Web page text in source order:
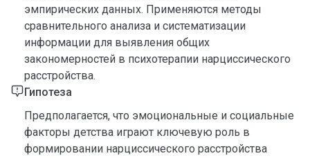
эмпирических данных. Применяются методы
сравнительного анализа и систематизации
информации для выявления общих
закономерностей в психотерапии нарциссического
расстройства.
Гипотеза
Предполагается, что эмоциональные и социальные
факторы детства играют ключевую роль в
формировании нарциссического расстройства